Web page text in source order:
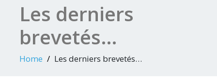
Les derniers
brevetés…
Home Les derniers brevetés…